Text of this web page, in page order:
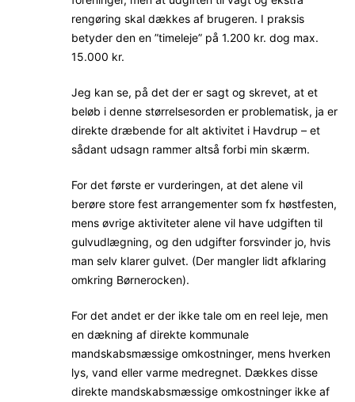
rengøring skal dækkes af brugeren. I praksis
betyder den en ”timeleje” på 1.200 kr. dog max.
15.000 kr.
Jeg kan se, på det der er sagt og skrevet, at et
beløb i denne størrelsesorden er problematisk, ja er
direkte dræbende for alt aktivitet i Havdrup – et
sådant udsagn rammer altså forbi min skærm.
For det første er vurderingen, at det alene vil
berøre store fest arrangementer som fx høstfesten,
mens øvrige aktiviteter alene vil have udgiften til
gulvudlægning, og den udgifter forsvinder jo, hvis
man selv klarer gulvet. (Der mangler lidt afklaring
omkring Børnerocken).
For det andet er der ikke tale om en reel leje, men
en dækning af direkte kommunale
mandskabsmæssige omkostninger, mens hverken
lys, vand eller varme medregnet. Dækkes disse
direkte mandskabsmæssige omkostninger ikke af